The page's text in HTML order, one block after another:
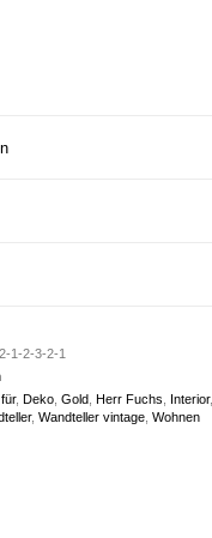
1-2-3-2-1
, Deko, Gold, Herr Fuchs Interior,
, Wandteller vintage, Wohnen